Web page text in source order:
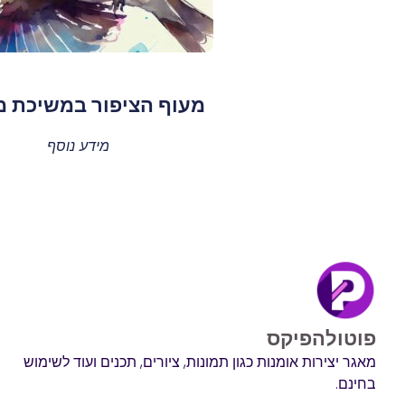
מעוף הציפור במשיכת
מידע נוסף
פוטולהפיקס
מאגר יצירות אומנות כגון תמונות, ציורים, תכנים ועוד לשימוש
בחינם.